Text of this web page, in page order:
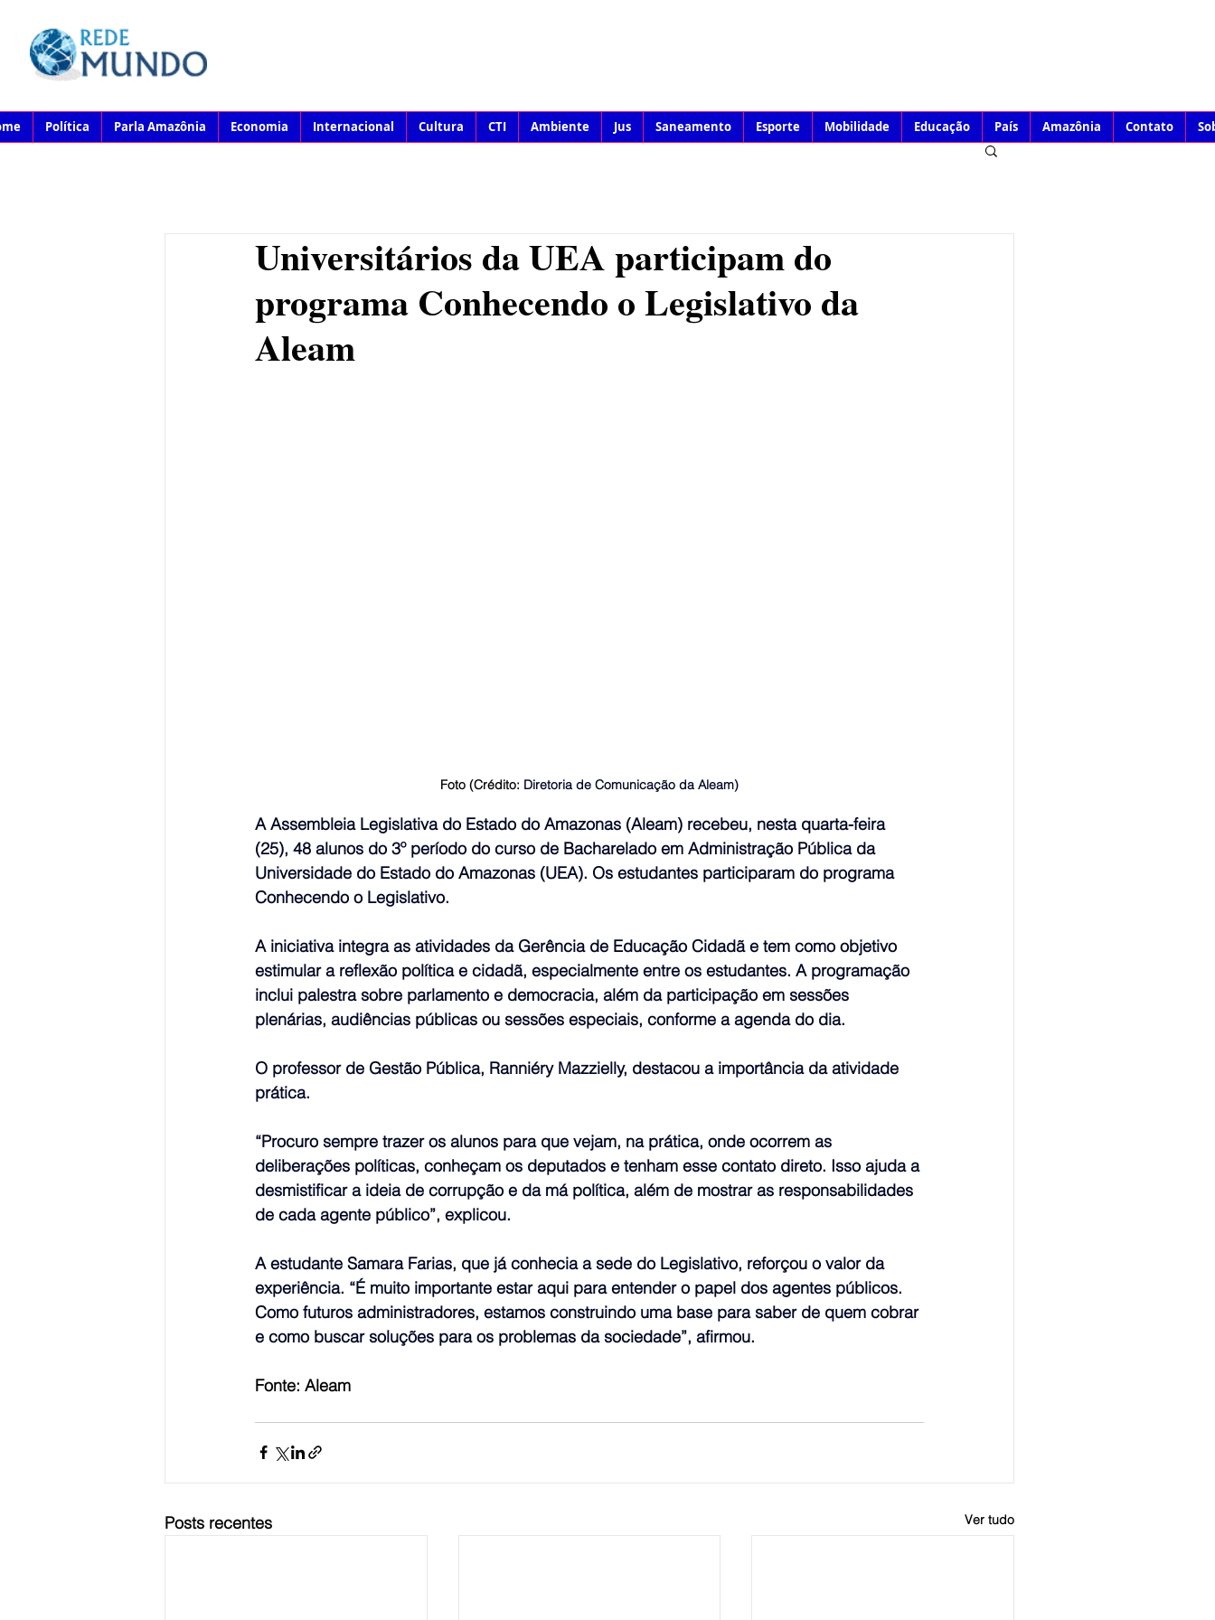
Política Parla Amazônia Economia Internacional Cultura CTI Ambiente Jus Saneamento Esporte Mobilidade Educação País Amazônia Contato
Universitários da UEA participam do
programa Conhecendo o Legislativo da
Aleam
Foto (Crédito: Diretoria de Comunicação da Aleam)
A Assembleia Legislativa do Estado do Amazonas (Aleam) recebeu, nesta quarta-feira
(25), 48 alunos do 3º período do curso de Bacharelado em Administração Pública da
Universidade do Estado do Amazonas (UEA). Os estudantes participaram do programa
Conhecendo o Legislativo.
A iniciativa integra as atividades da Gerência de Educação Cidadã e tem como objetivo
estimular a reflexão política e cidadã, especialmente entre os estudantes. A programação
inclui palestra sobre parlamento e democracia, além da participação em sessões
plenárias, audiências públicas ou sessões especiais, conforme a agenda do dia.
O professor de Gestão Pública, Ranniéry Mazzielly, destacou a importância da atividade
prática.
“Procuro sempre trazer os alunos para que vejam, na prática, onde ocorrem as
deliberações políticas, conheçam os deputados e tenham esse contato direto. Isso ajuda a
desmistificar a ideia de corrupção e da má política, além de mostrar as responsabilidades
de cada agente público”, explicou.
A estudante Samara Farias, que já conhecia a sede do Legislativo, reforçou o valor da
experiência. “É muito importante estar aqui para entender o papel dos agentes públicos.
Como futuros administradores, estamos construindo uma base para saber de quem cobrar
e como buscar soluções para os problemas da sociedade”, afirmou.
Fonte: Aleam
Posts recentes Ver tudo